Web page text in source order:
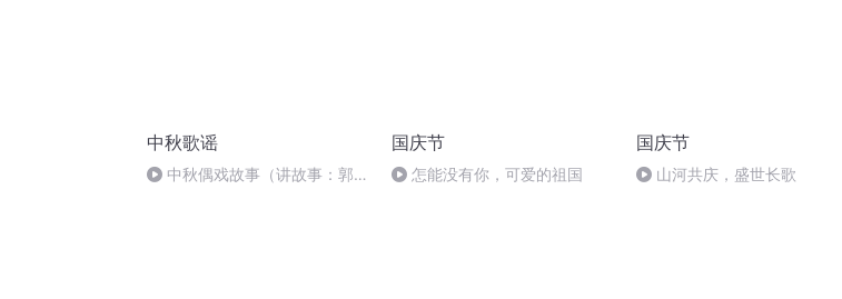
中秋歌谣
中秋偶戏故事（讲故事：郭
国庆节
怎能没有你，可爱的祖国
国庆节
山河共庆，盛世长歌